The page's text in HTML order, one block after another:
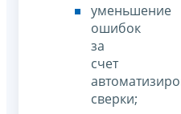
уменьшение
ошибок
за
счет
сверки;